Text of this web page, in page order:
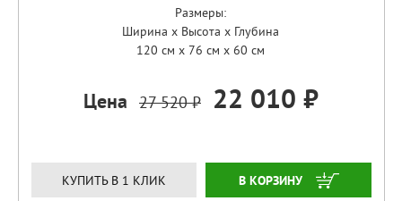
Размеры:
Ширина x Высота x Глубина
120 см x 76 см x 60 см
Цена 27 520 ₽ 22 010 ₽
КУПИТЬ В 1 КЛИК ЗАКАЗАТЬ